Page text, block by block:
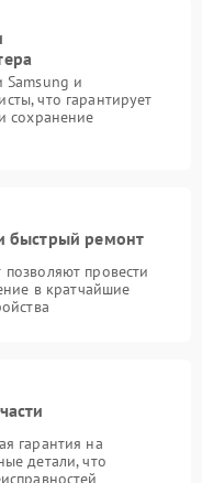
Samsung и
что гарантирует
сохранение
быстрый ремонт
провести
в кратчайшие
гарантия на
детали, что